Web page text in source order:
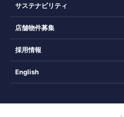
サステナビリティ
店舗物件募集
採用情報
English